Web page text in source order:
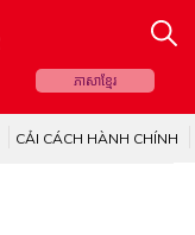
ភាសាខ្មែរ
CẢI CÁCH HÀNH CHÍNH